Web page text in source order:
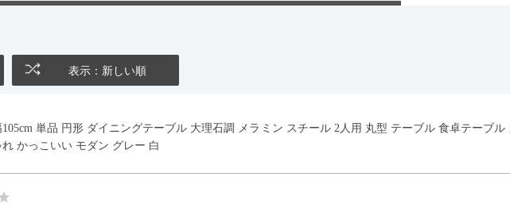
表示：新しい順
105cm 単品 円形 ダイニングテーブル 大理石調 メラミン スチール 2人用 丸型 テーブル 食卓テーブ
れ かっこいい モダン グレー 白